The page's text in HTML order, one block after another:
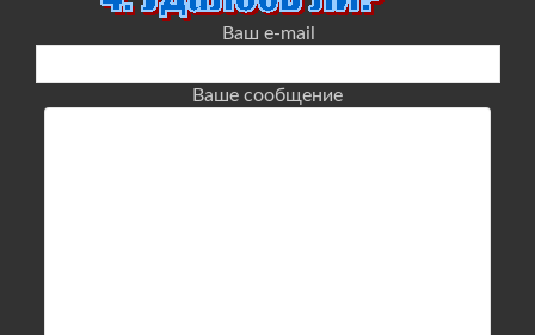
Ваш e-mail
Ваше сообщение